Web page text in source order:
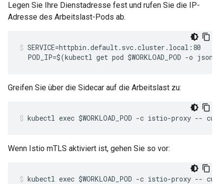
Legen Sie Ihre Dienstadresse fest und rufen Sie die IP-
Adresse des Arbeitslast-Pods ab.
SERVICE=httpbin.default.svc.cluster.local:80
POD_IP=$(kubectl get pod $WORKLOAD_POD -o
Greifen Sie über die Sidecar auf die Arbeitslast zu:
kubectl exec $WORKLOAD_POD -c istio-proxy --
Wenn Istio mTLS aktiviert ist, gehen Sie so vor:
kubectl exec $WORKLOAD_POD -c istio-proxy